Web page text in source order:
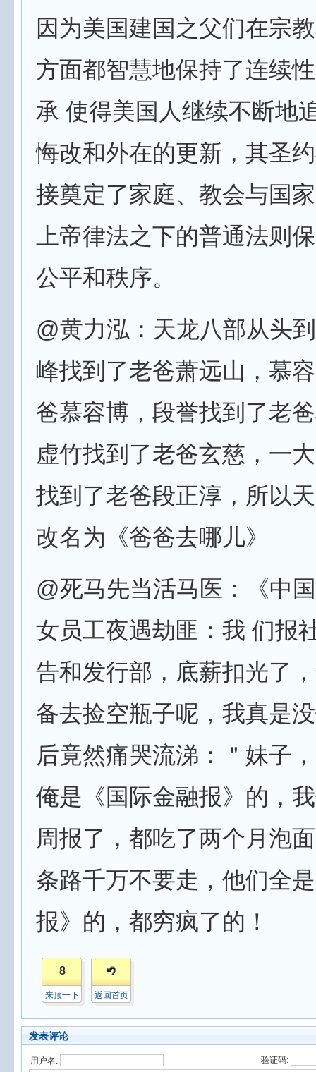
因为美国建国之父们在宗
方面都智慧地保持了连续
承 使得美国人继续不断地
悔改和外在的更新，其圣
接奠定了家庭、教会与国
上帝律法之下的普通法则
公平和秩序。
@黄力泓：天龙八部从头
峰找到了老爸萧远山，慕
爸慕容博，段誉找到了老
虚竹找到了老爸玄慈，一
找到了老爸段正淳，所以
改名为《爸爸去哪儿》
@死马先当活马医：《中
女员工夜遇劫匪：我 们报
告和发行部，底薪扣光了
备去捡空瓶子呢，我真是
后竟然痛哭流涕：＂妹子
俺是《国际金融报》的，
周报了，都吃了两个月泡
条路千万不要走，他们全
报》的，都穷疯了的！
8
来顶一下 返回首页
发表评论
用户名: 验证码: